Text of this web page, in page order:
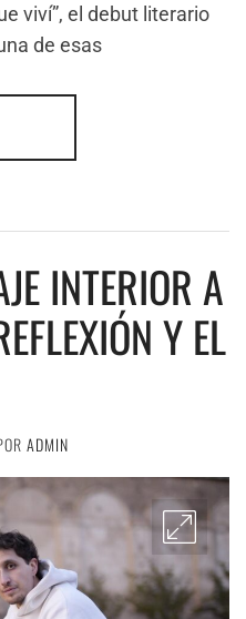
viví”, el debut literario
de esas
INTERIOR A
Y EL
ADMIN